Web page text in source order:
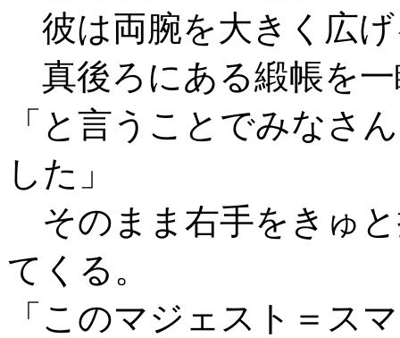
彼は両腕を大きく広
真後ろにある緞帳を
「と言うことでみなさ
した」
そのまま右手をきゅ
てくる。
「このマジェスト＝ス